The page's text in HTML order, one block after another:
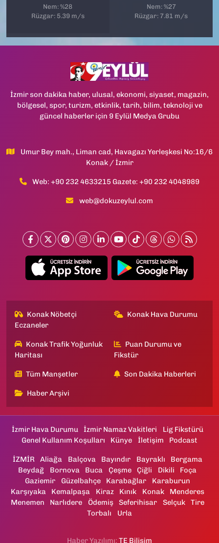
Nem: %28
Rüzgar: 5.39 m/s
Nem: %27
Rüzgar: 7.81 m/s
İzmir son dakika haber, ulusal, ekonomi, siyaset, magazin,
bölgesel, spor, turizm, etkinlik, tarih, bilim, teknoloji ve
güncel haberler için 9 Eylül Medya Grubu
Umur Bey mah., Liman cad, Havagazı Yerleşkesi No:16/6
Konak / İzmir
Web: +90 232 4633215 Gazete: +90 232 4048989
web@dokuzeylul.com
Konak Nöbetçi
Eczaneler
Konak Hava Durumu
Konak Trafik Yoğunluk
Haritası
Puan Durumu ve
Fikstür
Tüm Manşetler Son Dakika Haberleri
Haber Arşivi
İzmir Hava Durumu İzmir Namaz Vakitleri
Lig Fikstürü
Genel Kullanım Koşulları
Künye İletişim Podcast
İZMİR Aliağa Balçova Bayındır Bayraklı
Bergama
Beydağ
Bornova Buca Çeşme Çiğli Dikili
Foça
Gaziemir
Güzelbahçe Karabağlar
Karaburun
Karşıyaka
Kemalpaşa Kiraz Kınık Konak
Menderes
Menemen
Narlıdere Ödemiş Seferihisar Selçuk
Tire
Torbalı
Urla
Haber Yazılımı: TE Bilişim